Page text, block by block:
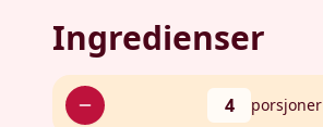
Ingredienser
4 porsjoner